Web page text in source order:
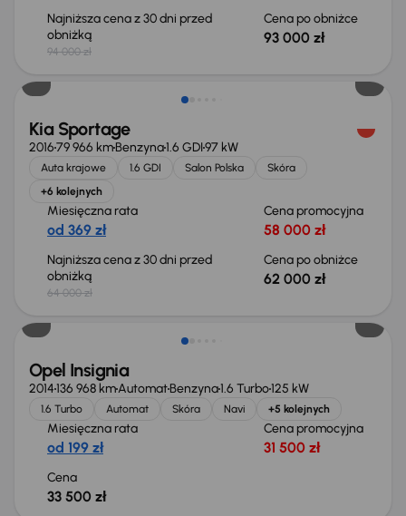
Najniższa cena z 30 dni przed
obniżką
94 000 zł
Cena po obniżce
93 000 zł
Taniej o 2 000 zł
Kia Sportage
201679 966 kmBenzyna1.6 GDI97 kW
Auta krajowe 1.6 GDI Salon Polska
Skóra
+6 kolejnych
Miesięczna rata
od 369 zł
Cena promocyjna
58 000 zł
Najniższa cena z 30 dni przed
obniżką
64 000 zł
Cena po obniżce
62 000 zł
Opel Insignia
2014136 968 kmAutomatBenzyna1.6 Turbo125 kW
1.6 Turbo Automat Skóra Navi +5 kolejnych
Miesięczna rata
od 199 zł
Cena promocyjna
31 500 zł
Cena
33 500 zł
Taniej o 1 000 zł